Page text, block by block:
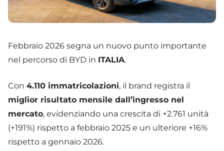
Febbraio 2026 segna un nuovo punto importante
nel percorso di BYD in ITALIA.
Con 4.110 immatricolazioni, il brand registra il
miglior risultato mensile dall’ingresso nel
mercato, evidenziando una crescita di +2.761 unità
(+191%) rispetto a febbraio 2025 e un ulteriore +16%
rispetto a gennaio 2026.